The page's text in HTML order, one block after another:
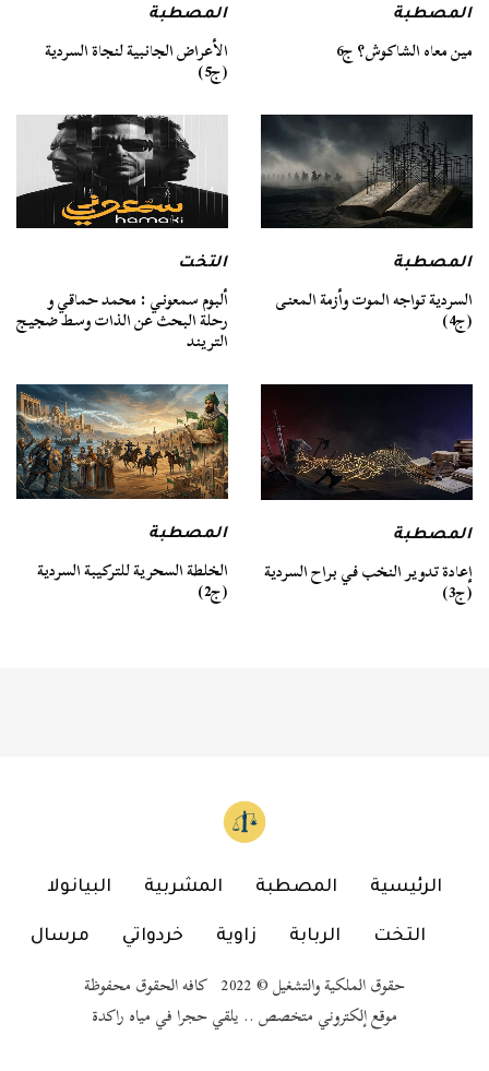
المصطبة
مين معاه الشاكوش؟ ج6
المصطبة
الأعراض الجانبية لنجاة السردية
(ج5)
المصطبة
السردية تواجه الموت وأزمة المعنى
(ج4)
التخت
ألبوم سمعوني : محمد حماقي و
رحلة البحث عن الذات وسط ضجيج
التريند
المصطبة
إعادة تدوير النخب في براح السردية
(ج3)
المصطبة
الخلطة السحرية للتركيبة السردية
(ج2)
الرئيسية المصطبة المشربية البيانولا
التخت الربابة زاوية خردواتي مرسال
حقوق الملكية والتشغيل © 2022 كافه الحقوق محفوظة
موقع إلكتروني متخصص .. يلقي حجرا في مياه راكدة